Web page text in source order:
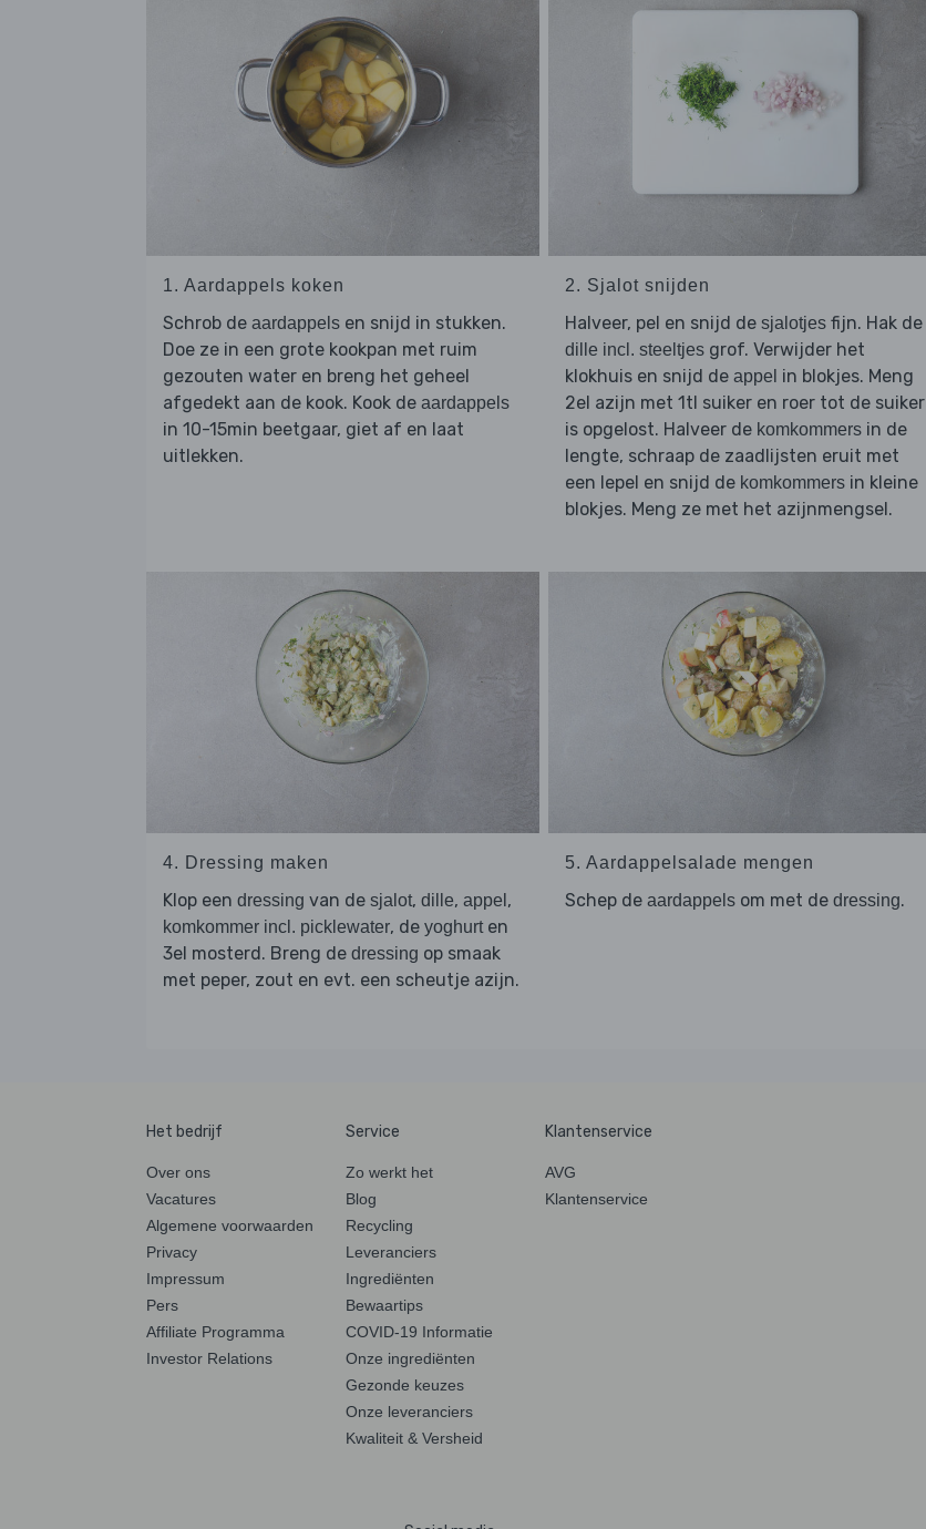
1. Aardappels koken
Schrob de aardappels en snijd in stukken.
Doe ze in een grote kookpan met ruim
gezouten water en breng het geheel
afgedekt aan de kook. Kook de aardappels
in 10-15min beetgaar, giet af en laat
uitlekken.
2. Sjalot snijden
Halveer, pel en snijd de sjalotjesfijn. Hak de
dille incl. steeltjesgrof. Verwijder het
klokhuis en snijd de appel in blokjes. Meng
2el azijn met 1tl suiker en roer tot de suiker
is opgelost. Halveer de komkommersin de
lengte, schraap de zaadlijsten eruit met
een lepel en snijd de komkommersin kleine
blokjes. Meng ze met het azijnmengsel.
4. Dressing maken
Klop een dressing van de sjalot, dille, appel ,
komkommer incl. picklewater, de yoghurten
3el mosterd. Breng de dressing op smaak
met peper, zout en evt. een scheutje azijn.
5. Aardappelsalade mengen
Schep de aardappelsom met de dressing.
Het bedrijf
Over ons
Vacatures
Algemene voorwaarden
Privacy
Impressum
Pers
Affiliate Programma
Investor Relations
Service
Zo werkt het
Blog
Recycling
Leveranciers
Ingrediënten
Bewaartips
COVID-19 Informatie
Onze ingrediënten
Gezonde keuzes
Onze leveranciers
Kwaliteit & Versheid
Klantenservice
AVG
Klantenservice